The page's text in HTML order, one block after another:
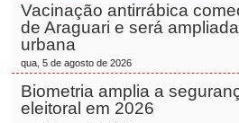
Vacinação antirrábica
de Araguari e será
urbana
qua, 5 de agosto de 2026
Biometria amplia a
eleitoral em 2026